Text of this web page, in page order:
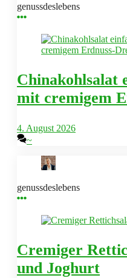
genussdeslebens
Chinakohlsalat
mit cremigem
4. August 2026
~
genussdeslebens
Cremiger
und Joghurt